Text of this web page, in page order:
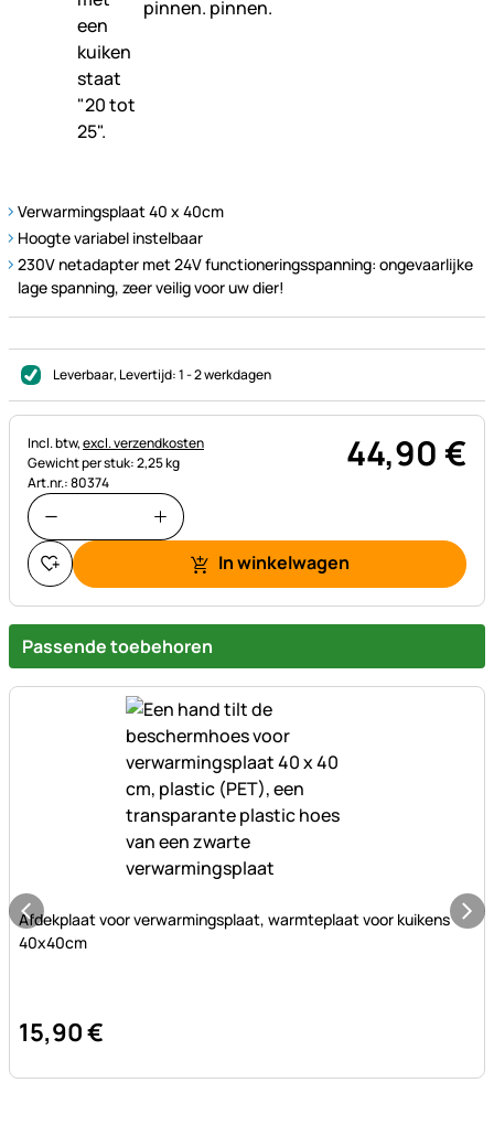
Verwarmingsplaat 40 x 40cm
Hoogte variabel instelbaar
230V netadapter met 24V functioneringsspanning: ongevaarlijke
lage spanning, zeer veilig voor uw dier!
Leverbaar, Levertijd:1 - 2 werkdagen
Belastinginformatie:
Incl. btw,excl. verzendkosten
Gewicht per stuk: 2,25 kg
Art.nr.: 80374
44,90€
In winkelwagen
Passende toebehoren
Nog geen beoordelingen geplaatst
Afdekplaat voor verwarmingsplaat, warmteplaat voor kuikens
40x40cm
15,90€